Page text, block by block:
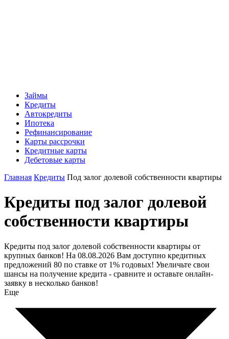
Займы
Кредиты
Автокредиты
Ипотека
Рефинансирование
Карты рассрочки
Кредитные карты
Дебетовые карты
Главная Кредиты Под залог долевой собственности квартиры
Кредиты под залог долевой
собственности квартиры
Кредиты под залог долевой собственности квартиры от
крупных банков! На 08.08.2026 Вам доступно кредитных
предложений 80 по ставке от 1% годовых! Увеличьте свои
шансы на получение кредита - сравните и оставьте онлайн-
заявку в несколько банков!
Еще